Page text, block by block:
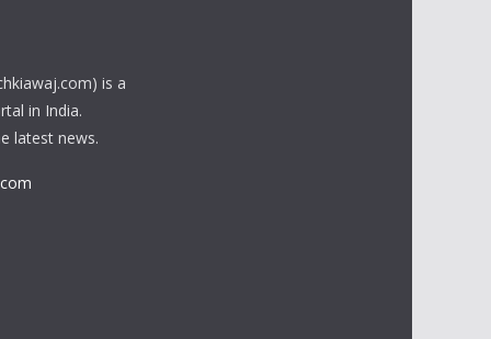
is a
in India.
latest news.